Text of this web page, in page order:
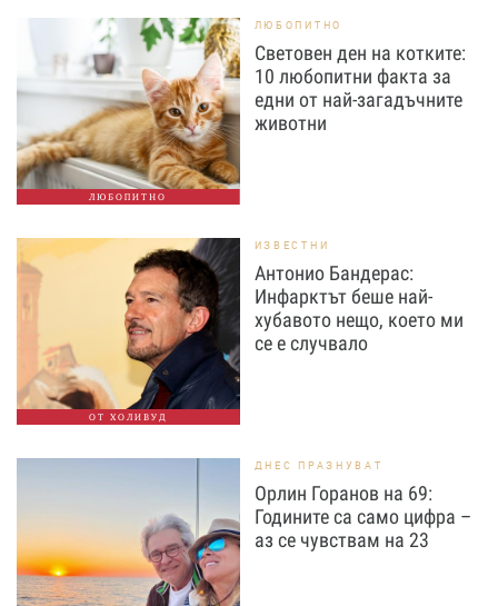
ЛЮБОПИТНО
ЛЮБОПИТНО
Световен ден на котките:
10 любопитни факта за
едни от най-загадъчните
животни
ОТ ХОЛИВУД
ИЗВЕСТНИ
Антонио Бандерас:
Инфарктът беше най-
хубавото нещо, което ми
се е случвало
ДНЕС ПРАЗНУВАТ
Орлин Горанов на 69:
Годините са само цифра –
аз се чувствам на 23